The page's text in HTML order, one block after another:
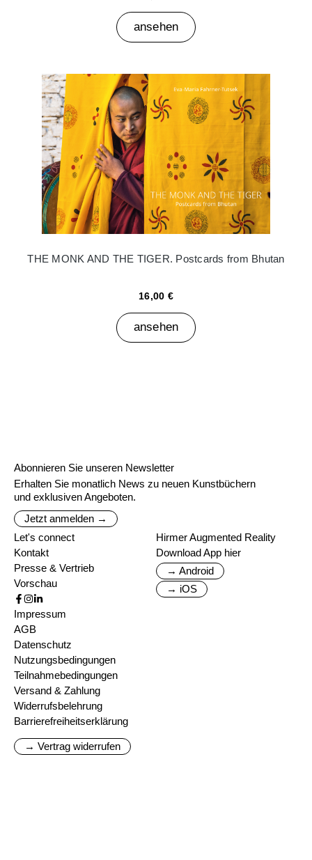
ansehen
THE MONK AND THE TIGER. Postcards from Bhutan
16,00 €
ansehen
Abonnieren Sie unseren Newsletter
Erhalten Sie monatlich News zu neuen Kunstbüchern
und exklusiven Angeboten.
Jetzt anmelden →
Let's connect
Kontakt
Presse & Vertrieb
Vorschau
Hirmer Augmented Reality
Download App hier
→ Android
→ iOS
Impressum
AGB
Datenschutz
Nutzungsbedingungen
Teilnahmebedingungen
Versand & Zahlung
Widerrufsbelehrung
Barrierefreiheitserklärung
→ Vertrag widerrufen